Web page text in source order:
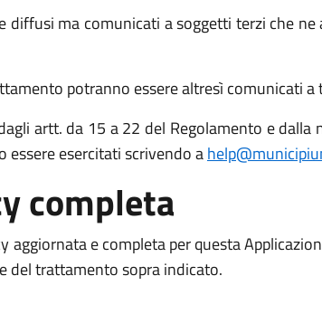
diffusi ma comunicati a soggetti terzi che
potranno essere altresì comunicati
artt. da 15 a 22 del Regolamento e
esercitati scrivendo a
completa
aggiornata e completa per questa
del trattamento sopra indicato.